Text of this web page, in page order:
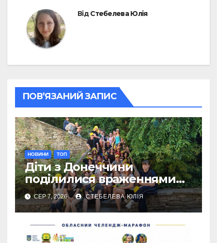
ВідСтебелева Юлія
ПОВ’ЯЗАНИЙ ЗАПИС
НОВИНИ ТОП
Діти з Донеччини
поділилися враженнями
від відпочинку в Польщі
СЕР 7, 2026 СТЕБЕЛЕВА ЮЛІЯ